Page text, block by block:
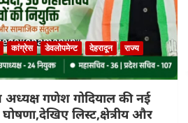
कांग्रेस डेवलोपमेन्ट देहरादून
राज्य
अध्यक्ष गणेश गोदियाल की नई
घोषणा,देखिए लिस्ट,क्षेत्रीय और